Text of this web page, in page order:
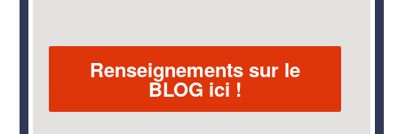
Renseignements sur le
BLOG ici !